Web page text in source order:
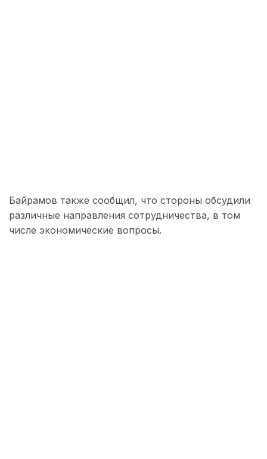
Байрамов также сообщил, что стороны обсудили
различные направления сотрудничества, в том
числе экономические вопросы.